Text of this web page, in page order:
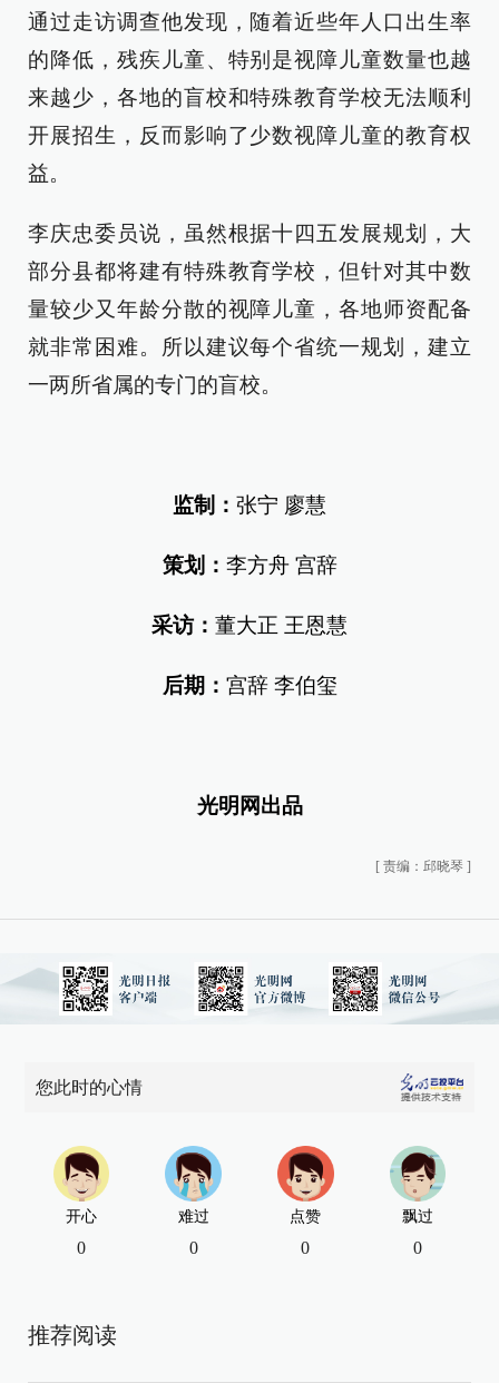
通过走访调查他发现，随着近些年人口出生率
的降低，残疾儿童、特别是视障儿童数量也越
来越少，各地的盲校和特殊教育学校无法顺利
开展招生，反而影响了少数视障儿童的教育权
益。
李庆忠委员说，虽然根据十四五发展规划，大
部分县都将建有特殊教育学校，但针对其中数
量较少又年龄分散的视障儿童，各地师资配备
就非常困难。所以建议每个省统一规划，建立
一两所省属的专门的盲校。
监制： 张宁 廖慧
策划： 李方舟 宫辞
采访： 董大正 王恩慧
后期： 宫辞 李伯玺
光明网出品
[ 责编：邱晓琴 ]
您此时的心情
开心
0
难过
0
点赞
0
飘过
0
推荐阅读